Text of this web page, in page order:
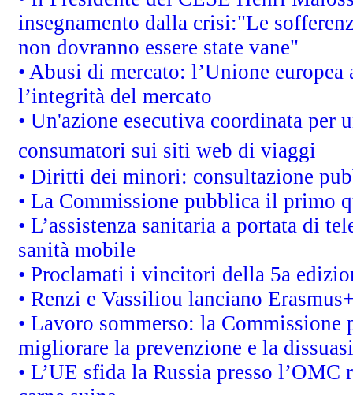
insegnamento dalla crisi:"Le
non dovranno essere state vane"
• Abusi di mercato: l’Unione
l’integrità del mercato
• Un'azione esecutiva coordinata
consumatori sui siti web di viaggi
• Diritti dei minori: consultazione
• La Commissione pubblica il primo
• L’assistenza sanitaria a portata di
sanità mobile
• Proclamati i vincitori della 5a
• Renzi e Vassiliou lanciano
• Lavoro sommerso: la
migliorare la prevenzione e la
• L’UE sfida la Russia presso